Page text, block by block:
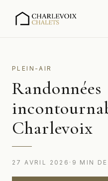
PLEIN-AIR
Randonnées
Charlevoix
27 AVRIL 2026 · 9 MIN